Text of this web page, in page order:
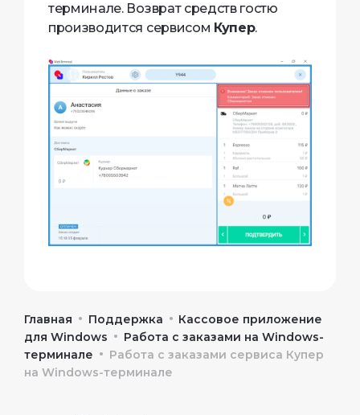
терминале. Возврат средств гостю
производится сервисом Купер.
Главная • Поддержка • Кассовое приложение
для Windows • Работа с заказами на Windows-
терминале • Работа с заказами сервиса Купер
на Windows-терминале